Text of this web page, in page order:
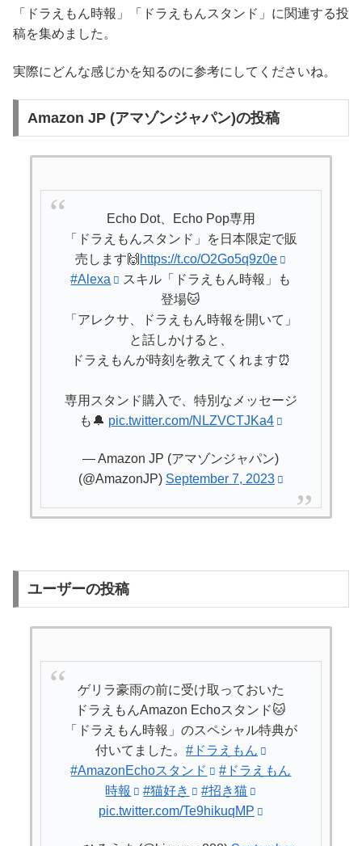
「ドラえもん時報」「ドラえもんスタンド」に関連する投
稿を集めました。
実際にどんな感じかを知るのに参考にしてくださいね。
Amazon JP (アマゾンジャパン)の投稿
Echo Dot、Echo Pop専用
「ドラえもんスタンド」を日本限定で販
売します🙌 https://t.co/O2Go5q9z0e
#Alexa
スキル「ドラえもん時報」も
登場🐱
「アレクサ、ドラえもん時報を開いて」
と話しかけると、
ドラえもんが時刻を教えてくれます⏰
専用スタンド購入で、特別なメッセージ
も🔔 pic.twitter.com/NLZVCTJKa4
— Amazon JP (アマゾンジャパン)
(@AmazonJP) September 7, 2023
— Amazon JP (アマゾンジャパン)
ユーザーの投稿
ゲリラ豪雨の前に受け取っておいた
ドラえもんAmazon Echoスタンド🐱
「ドラえもん時報」のスペシャル特典が
付いてました。 #ドラえもん
#AmazonEchoスタンド
#ドラえもん
時報
#猫好き
#招き猫
pic.twitter.com/Te9hikuqMP